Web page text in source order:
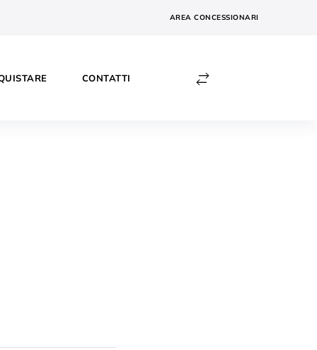
AREA CONCESSIONARI
CONTATTI